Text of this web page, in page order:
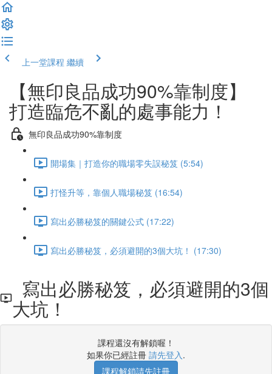
上一堂課程 繼續
【無印良品成功90%靠制度】
打造臨危不亂的處事能力！
無印良品成功90%靠制度
開場集｜打造你的職場零失誤秘笈 (5:54)
打怪升等，靠個人職場秘笈 (16:54)
寫出必勝秘笈的關鍵公式 (17:22)
寫出必勝秘笈，必須避開的3個大坑！ (17:30)
寫出必勝秘笈，必須避開的3個
大坑！
課程還沒有解鎖喔！
如果你已經註冊 請先登入.
課程解鎖請先註冊